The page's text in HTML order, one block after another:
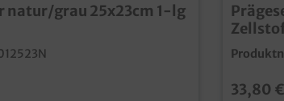
natur/grau 25x23cm 1-lg
33,80